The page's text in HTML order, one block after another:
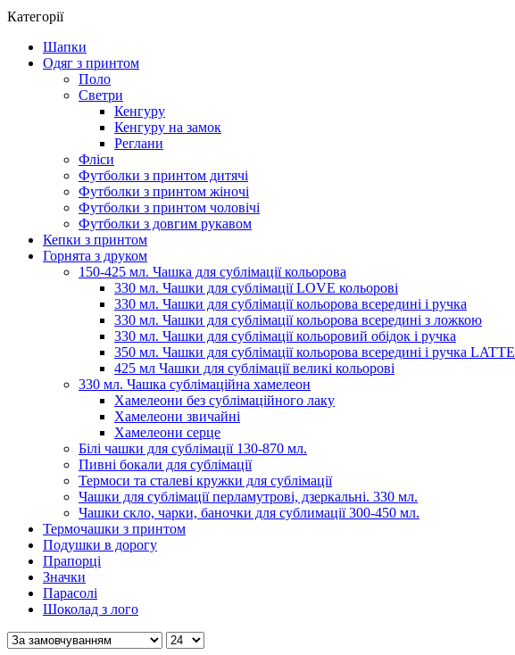
Категорії
Шапки
Одяг з принтом
Поло
Светри
Кенгуру
Кенгуру на замок
Реглани
Фліси
Футболки з принтом дитячі
Футболки з принтом жіночі
Футболки з принтом чоловічі
Футболки з довгим рукавом
Кепки з принтом
Горнята з друком
150-425 мл. Чашка для сублімації кольорова
330 мл. Чашки для сублімації LOVE кольорові
330 мл. Чашки для сублімації кольорова всередині і ручка
330 мл. Чашки для сублімації кольорова всередині з ложкою
330 мл. Чашки для сублімації кольоровий обідок і ручка
350 мл. Чашки для сублімації кольорова всередині і ручка LATTE
425 мл Чашки для сублімації великі кольорові
330 мл. Чашка сублімаційна хамелеон
Хамелеони без сублімаційного лаку
Хамелеони звичайні
Хамелеони серце
Білі чашки для сублімації 130-870 мл.
Пивні бокали для сублімації
Термоси та сталеві кружки для сублімації
Чашки для сублімації перламутрові, дзеркальні. 330 мл.
Чашки скло, чарки, баночки для сублимації 300-450 мл.
Термочашки з принтом
Подушки в дорогу
Прапорці
Значки
Парасолі
Шоколад з лого